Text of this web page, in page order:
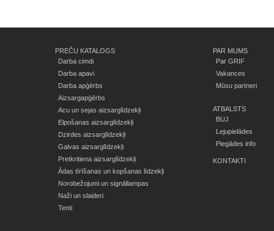
PREČU KATALOGS
Darba cimdi
Darba apavi
Darba apģērbs
Aizsargapģērbs
Acu un sejas aizsarglīdzekļi
Elpošanas aizsarglīdzekļi
Dzirdes aizsarglīdzekļi
Galvas aizsarglīdzekļi
Pretkritiena aizsarglīdzekļi
Ādas tīrīšanas un kopšanas līdzekļi
Norobežojumi un signāllampas
Naži un slaideri
Tenti
PAR MUMS
Par GRIF
Vakances
Mūsu partneri
ATBALSTS
BUJ
Lejupielādes
Piegādes info
KONTAKTI